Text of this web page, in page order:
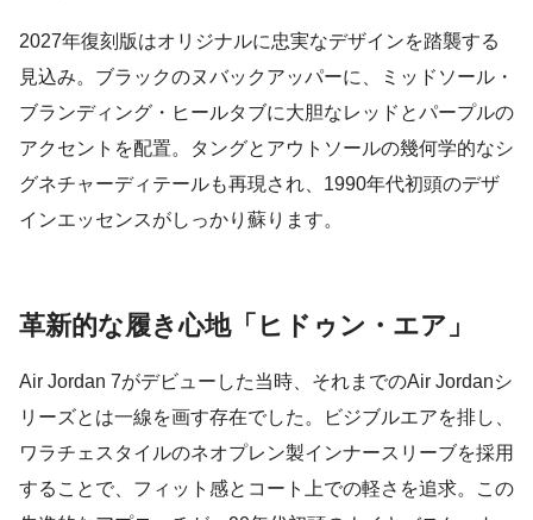
2027年復刻版はオリジナルに忠実なデザインを踏襲する
見込み。ブラックのヌバックアッパーに、ミッドソール・
ブランディング・ヒールタブに大胆なレッドとパープルの
アクセントを配置。タングとアウトソールの幾何学的なシ
グネチャーディテールも再現され、1990年代初頭のデザ
インエッセンスがしっかり蘇ります。
革新的な履き心地「ヒドゥン・エア」
Air Jordan 7がデビューした当時、それまでのAir Jordanシ
リーズとは一線を画す存在でした。ビジブルエアを排し、
ワラチェスタイルのネオプレン製インナースリーブを採用
することで、フィット感とコート上での軽さを追求。この